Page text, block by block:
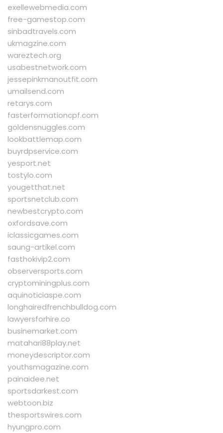
exellewebmedia.com
free-gamestop.com
sinbadtravels.com
ukmagzine.com
wareztech.org
usabestnetwork.com
jessepinkmanoutfit.com
umailsend.com
retarys.com
fasterformationcpf.com
goldensnuggles.com
lookbattlemap.com
buyrdpservice.com
yesport.net
tostylo.com
yougetthat.net
sportsnetclub.com
newbestcrypto.com
oxfordsave.com
iclassicgames.com
saung-artikel.com
fasthokivip2.com
observersports.com
cryptominingplus.com
aquinoticiaspe.com
longhairedfrenchbulldog.com
lawyersforhire.co
businemarket.com
matahari88play.net
moneydescriptor.com
youthsmagazine.com
painaidee.net
sportsdarkest.com
webtoon.biz
thesportswires.com
hyungpro.com